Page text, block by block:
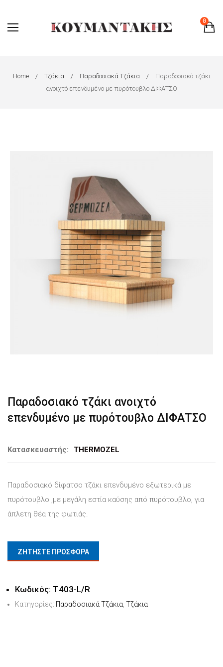
0
Home Τζάκια Παραδοσιακά Τζάκια
Παραδοσιακό τζάκι
ανοιχτό επενδυμένο με πυρότουβλο ΔΙΦΑΤΣΟ
Παραδοσιακό τζάκι ανοιχτό
επενδυμένο με πυρότουβλο ΔΙΦΑΤΣΟ
Κατασκευαστής: THERMOZEL
Παραδοσιακό δίφατσο τζάκι επενδυμένο εξωτερικά με
πυρότουβλο ,με μεγάλη εστία καύσης από πυρότουβλο, για
άπλετη θέα της φωτιάς.
ΖΗΤΗΣΤΕ ΠΡΟΣΦΟΡΑ
Κωδικός: T403-L/R
Κατηγορίες: Παραδοσιακά Τζάκια Τζάκια